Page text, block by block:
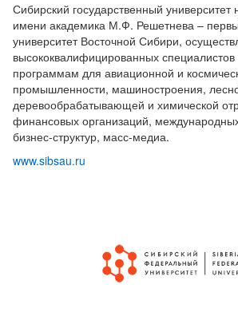
Сибирский государственный университет
имени академика М.Ф. Решетнева –
университет Восточной Сибири,
высококвалифицированных
программам для авиационной и
промышленности, машиностроения,
деревообрабатывающей и химической
финансовых организаций,
бизнес-структур, масс-медиа.
www.sibsau.ru